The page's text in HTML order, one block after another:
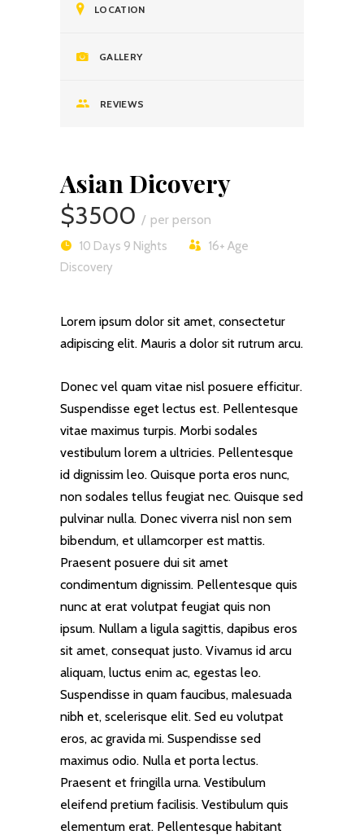
LOCATION
GALLERY
REVIEWS
Asian Dicovery
$3500 per person
10 Days 9 Nights 16+ Age
Discovery
Lorem ipsum dolor sit amet, consectetur
adipiscing elit. Mauris a dolor sit rutrum arcu.
Donec vel quam vitae nisl posuere efficitur.
Suspendisse eget lectus est. Pellentesque
vitae maximus turpis. Morbi sodales
vestibulum lorem a ultricies. Pellentesque
id dignissim leo. Quisque porta eros nunc,
non sodales tellus feugiat nec. Quisque sed
pulvinar nulla. Donec viverra nisl non sem
bibendum, et ullamcorper est mattis.
Praesent posuere dui sit amet
condimentum dignissim. Pellentesque quis
nunc at erat volutpat feugiat quis non
ipsum. Nullam a ligula sagittis, dapibus eros
sit amet, consequat justo. Vivamus id arcu
aliquam, luctus enim ac, egestas leo.
Suspendisse in quam faucibus, malesuada
nibh et, scelerisque elit. Sed eu volutpat
eros, ac gravida mi. Suspendisse sed
maximus odio. Nulla et porta lectus.
Praesent et fringilla urna. Vestibulum
eleifend pretium facilisis. Vestibulum quis
elementum erat. Pellentesque habitant